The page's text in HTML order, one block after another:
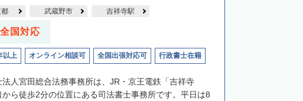
武蔵野市 吉祥寺駅
全国対応
以上 オンライン相談可 全国出張対応可 行政書士在籍
法人宮田総合法務事務所は、JR・京王電鉄「吉祥寺
から徒歩2分の位置にある司法書士事務所です。平日は8